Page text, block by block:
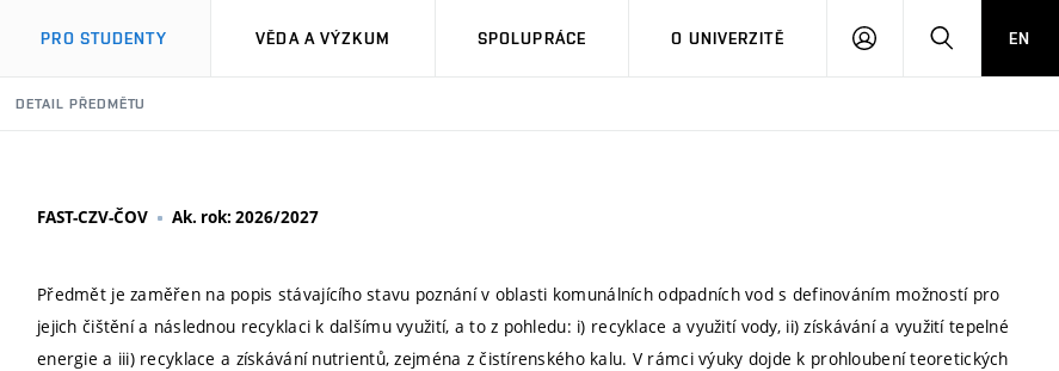
PRO STUDENTY VĚDA A VÝZKUM SPOLUPRÁCE O UNIVERZITĚ
PŘIHLÁSIT HLEDATEN
DETAIL PŘEDMĚTU
FAST-CZV-ČOV Ak. rok: 2026/2027
Předmět je zaměřen na popis stávajícího stavu poznání v oblasti komunálních odpadních vod s definováním možností pro
jejich čištění a následnou recyklaci k dalšímu využití, a to z pohledu: i) recyklace a využití vody, ii) získávání a využití tepelné
energie a iii) recyklace a získávání nutrientů, zejména z čistírenského kalu. V rámci výuky dojde k prohloubení teoretických